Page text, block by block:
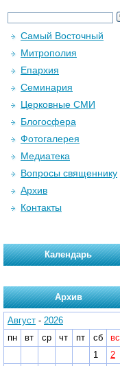
Самый Восточный
Митрополия
Епархия
Семинария
Церковные СМИ
Блогосфера
Фотогалерея
Медиатека
Вопросы священнику
Архив
Контакты
Календарь
Архив
Август - 2026
пн
вт ср чт пт сб
вс
1
2